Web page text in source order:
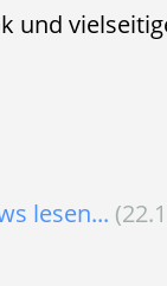
und
lesen...